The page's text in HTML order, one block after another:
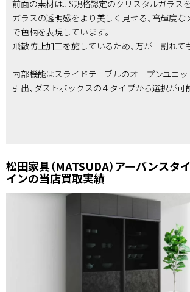
前面の素材はJIS規格認定のクリスタルガラスを
ガラスの透明感をより美しく見せる、高輝度な
で色柄を表現しています。
飛散防止加工を施しているため、万が一割れて
内部機能はスライドテーブルのオープンユニッ
引出、ダストボックスの４タイプから選択が可
松田家具（MATSUDA）アーバンスタ
インの当店買取実績